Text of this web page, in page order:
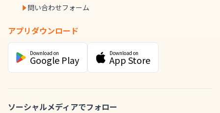
問い合わせフォーム
アプリダウンロード
Download on
Google Play
Download on
App Store
ソーシャルメディアでフォロー